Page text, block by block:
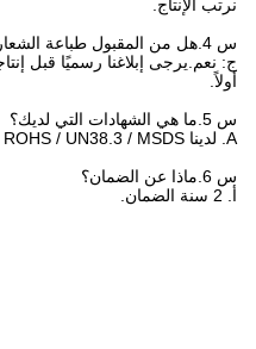
نرتب الإنتاج.
س 4.هل من المقبول طباعة الشعار الخاص بي على المنتج؟
ج: نعم.يرجى إبلاغنا رسميًا قبل
أولاً.
س 5.ما هي الشهادات التي لديك؟
A. لدينا CE / FCC / ROHS / UN38.3 / MSDS ... إلخ.
س 6.ماذا عن الضمان؟
أ. 2 سنة الضمان.